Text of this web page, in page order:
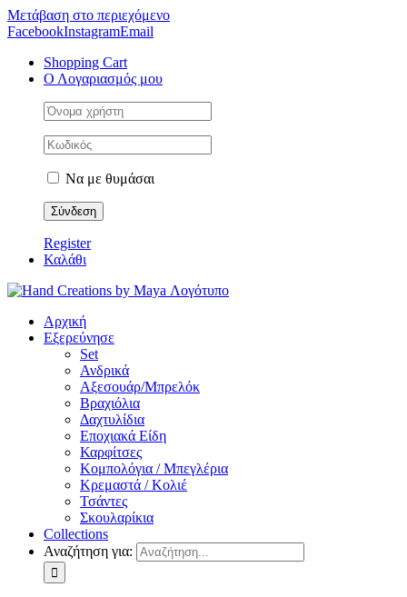
Μετάβαση στο περιεχόμενο
FacebookInstagramEmail
Shopping Cart
Ο Λογαριασμός μου
Να με θυμάσαι
Register
Καλάθι
Αρχική
Εξερεύνησε
Set
Ανδρικά
Αξεσουάρ/Μπρελόκ
Βραχιόλια
Δαχτυλίδια
Εποχιακά Είδη
Καρφίτσες
Κομπολόγια / Μπεγλέρια
Κρεμαστά / Κολιέ
Τσάντες
Σκουλαρίκια
Collections
Αναζήτηση για: